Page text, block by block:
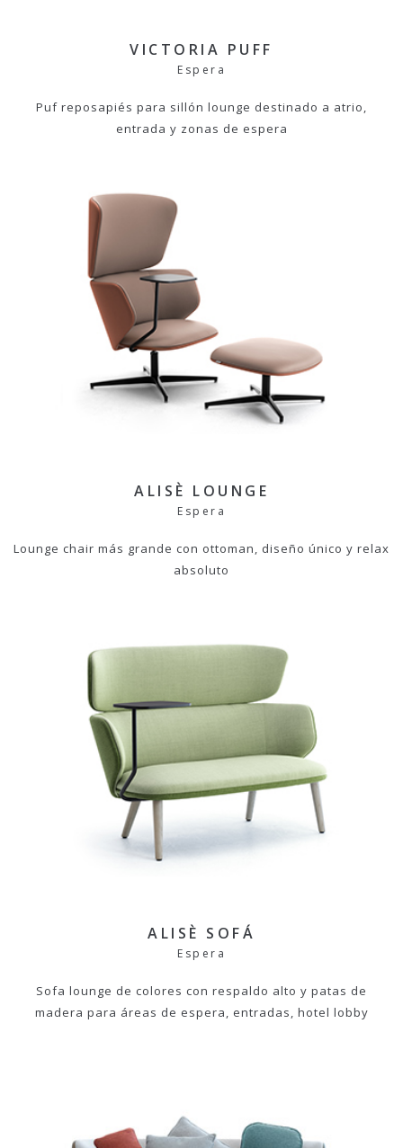
VICTORIA PUFF
Espera
Puf reposapiés para sillón lounge destinado a atrio,
entrada y zonas de espera
ALISÈ LOUNGE
Espera
Lounge chair más grande con ottoman, diseño único y relax
absoluto
ALISÈ SOFÁ
Espera
Sofa lounge de colores con respaldo alto y patas de
madera para áreas de espera, entradas, hotel lobby